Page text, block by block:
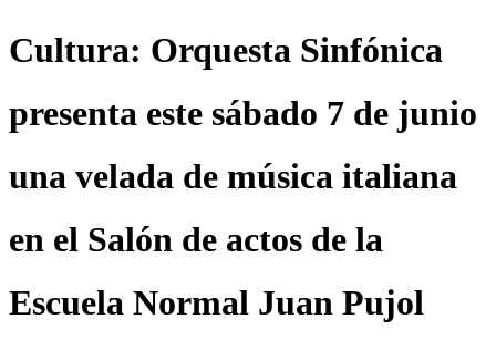
Cultura: Orquesta Sinfónica
presenta este sábado 7 de junio
una velada de música italiana
en el Salón de actos de la
Escuela Normal Juan Pujol